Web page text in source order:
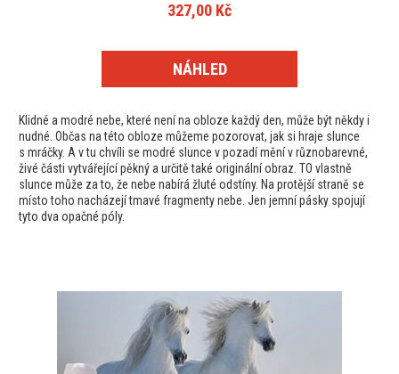
327,00 Kč
NÁHLED
Klidné a modré nebe, které není na obloze každý den, může být někdy i
nudné. Občas na této obloze můžeme pozorovat, jak si hraje slunce
s mráčky. A v tu chvíli se modré slunce v pozadí mění v různobarevné,
živé části vytvářející pěkný a určitě také originální obraz. TO vlastně
slunce může za to, že nebe nabírá žluté odstíny. Na protější straně se
místo toho nacházejí tmavé fragmenty nebe. Jen jemní pásky spojují
tyto dva opačné póly.